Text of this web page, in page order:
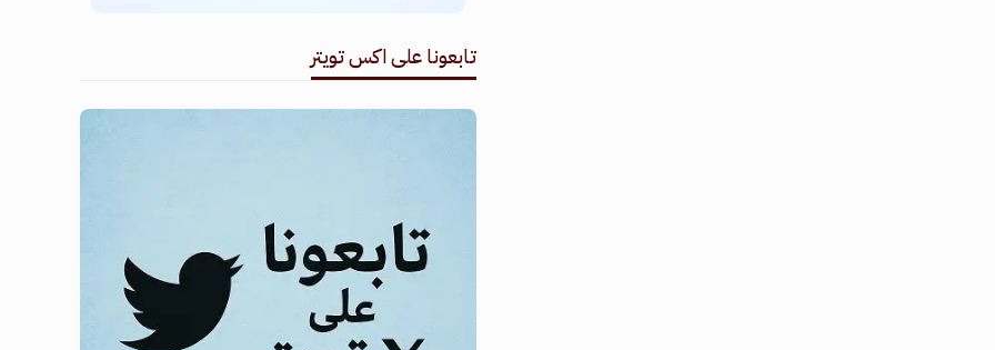
تابعونا على اكس تويتر